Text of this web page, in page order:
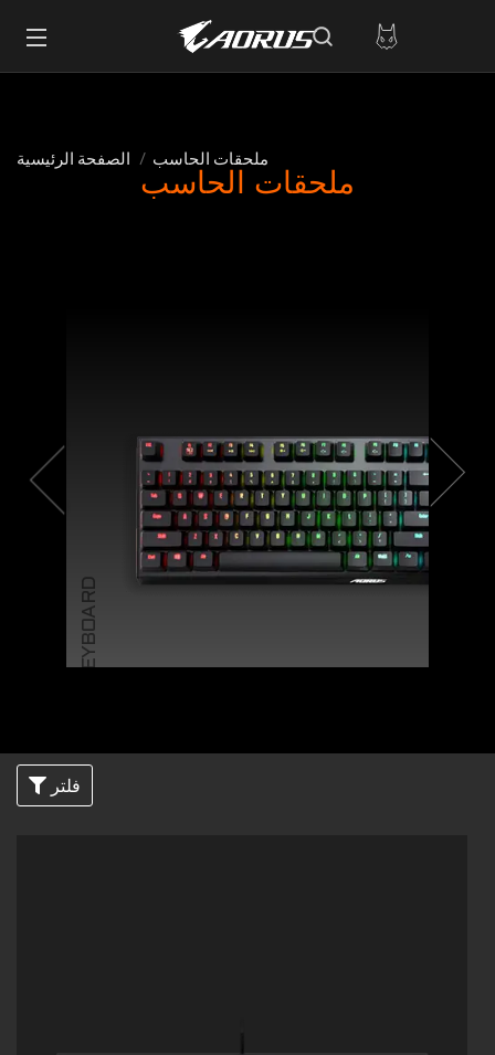
الصفحة الرئيسية ملحقات الحاسب
ملحقات الحاسب
KEYBOARD
فلتر